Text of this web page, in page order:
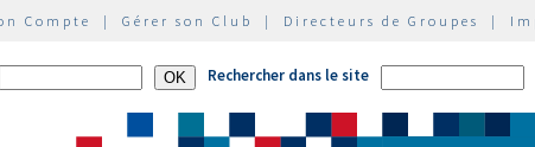
Compte | Gérer son Club | Directeurs de Groupes |
Rechercher dans le site